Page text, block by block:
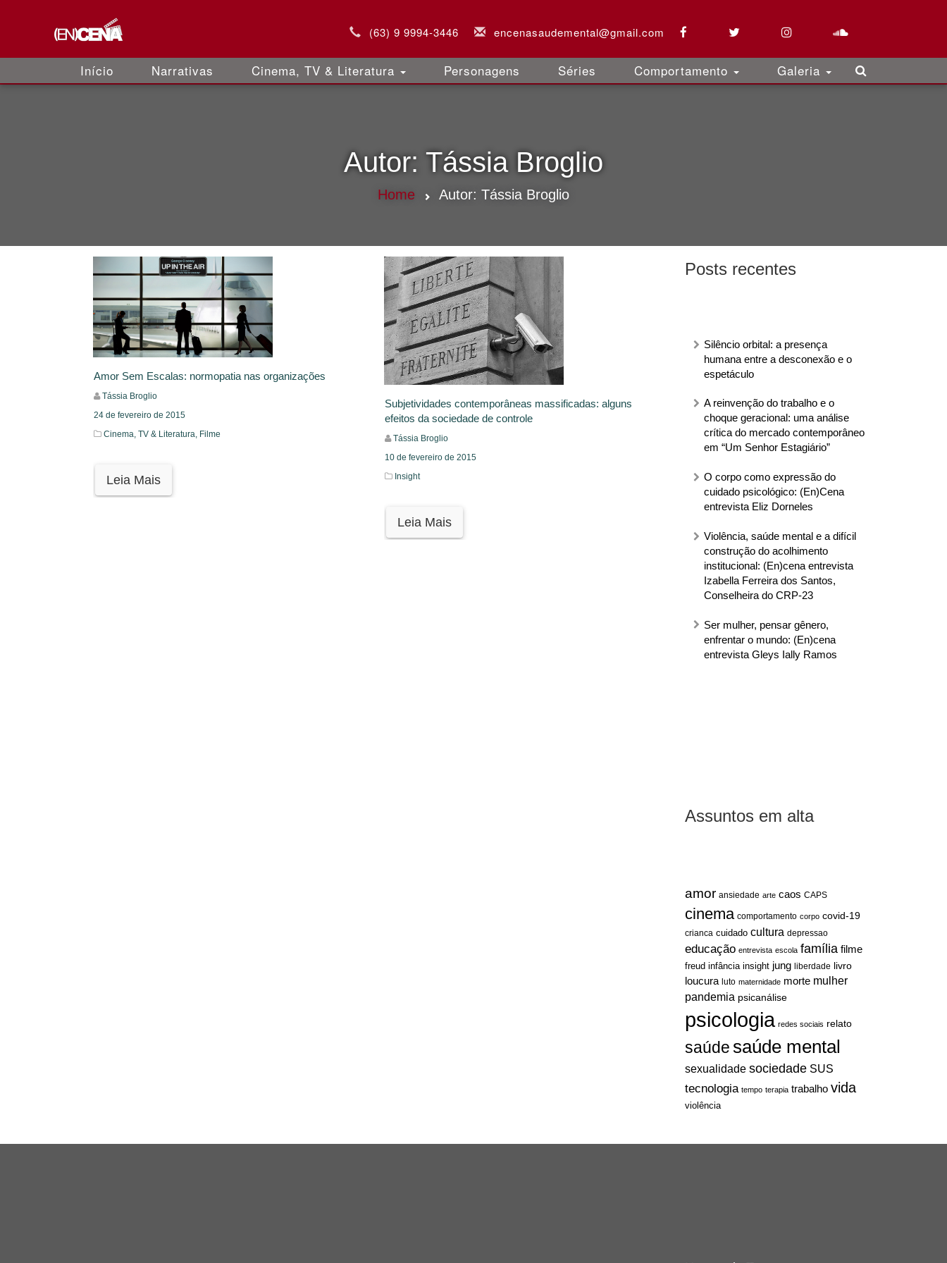
(63) 9 9994-3446 encenasaudemental@gmail.com
Início Narrativas Cinema, TV & Literatura Personagens Séries Comportamento Galeria
Autor: Tássia Broglio
Home Autor: Tássia Broglio
Posts recentes
Silêncio orbital: a presença
humana entre a desconexão e o
espetáculo
A reinvenção do trabalho e o
choque geracional: uma análise
crítica do mercado contemporâneo
em “Um Senhor Estagiário”
O corpo como expressão do
cuidado psicológico: (En)Cena
entrevista Eliz Dorneles
Violência, saúde mental e a difícil
construção do acolhimento
institucional: (En)cena entrevista
Izabella Ferreira dos Santos,
Conselheira do CRP-23
Ser mulher, pensar gênero,
enfrentar o mundo: (En)cena
entrevista Gleys Ially Ramos
Assuntos em alta
amor ansiedade arte caos CAPS
cinema comportamento corpo covid-19
crianca cuidado cultura depressao
educação entrevista escola família filme
freud infância insight jung liberdade livro
loucura luto maternidade morte mulher
pandemia psicanálise
psicologia redes sociais relato
saúdesaúde mental
sexualidade sociedade SUS
tecnologia tempo terapia trabalho vida
violência
Amor Sem Escalas: normopatia nas organizações
Tássia Broglio
24 de fevereiro de 2015
Cinema, TV & Literatura, Filme
Leia Mais
Subjetividades contemporâneas massificadas: alguns
efeitos da sociedade de controle
Tássia Broglio
10 de fevereiro de 2015
Insight
Leia Mais